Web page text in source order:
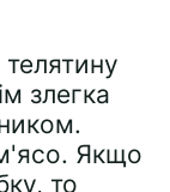
злегка
Якщо
то